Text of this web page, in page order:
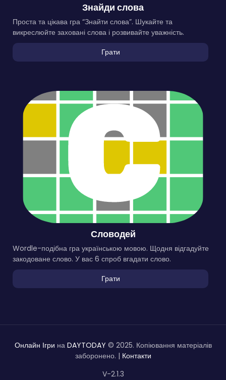
Знайди слова
Проста та цікава гра “Знайти слова”. Шукайте та
викреслюйте заховані слова і розвивайте уважність.
Грати
Словодей
Wordle-подібна гра українською мовою. Щодня відгадуйте
закодоване слово. У вас 6 спроб вгадати слово.
Грати
Онлайн Ігри на DAYTODAY © 2025. Копіювання матеріалів
заборонено. | Контакти
V-2.1.3